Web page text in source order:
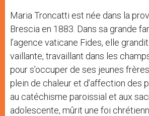
Maria Troncatti est née dans la
Brescia en 1883. Dans sa grande
l’agence vaticane Fides, elle
vaillante, travaillant dans les
pour s’occuper de ses jeunes
plein de chaleur et d’affection des
au catéchisme paroissial et aux
adolescente, mûrit une foi